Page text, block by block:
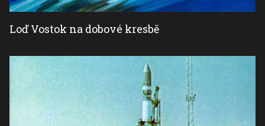
Loď Vostok na dobové kresbě